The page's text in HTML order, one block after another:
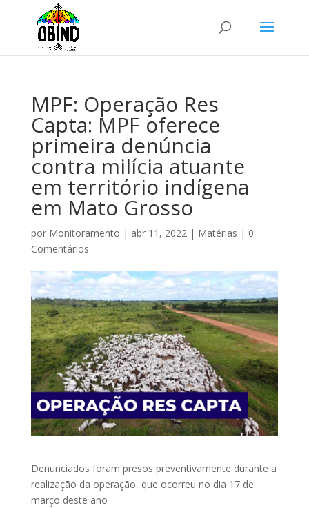
MPF: Operação Res
Capta: MPF oferece
primeira denúncia
contra milícia atuante
em território indígena
em Mato Grosso
por Monitoramento | abr 11, 2022| Matérias | 0
Comentários
Denunciados foram presos preventivamente durante a
realização da operação, que ocorreu no dia 17 de
março deste ano